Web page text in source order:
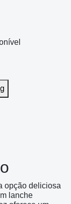
opção deliciosa
lanche